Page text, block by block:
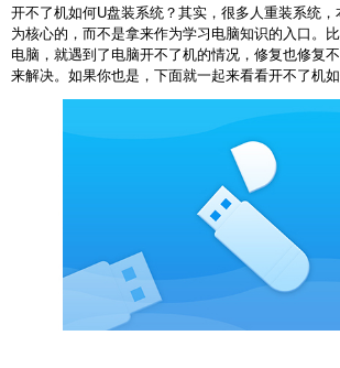
开不了机如何U盘装系统？其实，很多人重装系统
为核心的，而不是拿来作为学习电脑知识的入口。
电脑，就遇到了电脑开不了机的情况，修复也修复
来解决。如果你也是，下面就一起来看看开不了机如